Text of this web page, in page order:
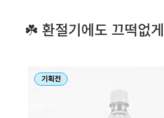
☘️ 환절기에도 끄떡없
기획전